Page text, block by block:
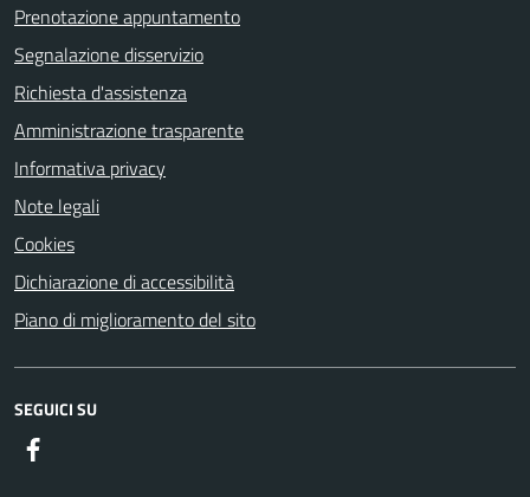
Prenotazione appuntamento
Segnalazione disservizio
Richiesta d'assistenza
Amministrazione trasparente
Informativa privacy
Note legali
Cookies
Dichiarazione di accessibilità
Piano di miglioramento del sito
SEGUICI SU